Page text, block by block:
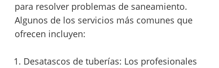
para resolver problemas de saneamiento.
Algunos de los servicios más comunes que
ofrecen incluyen:
Desatascos de tuberías: Los profesionales